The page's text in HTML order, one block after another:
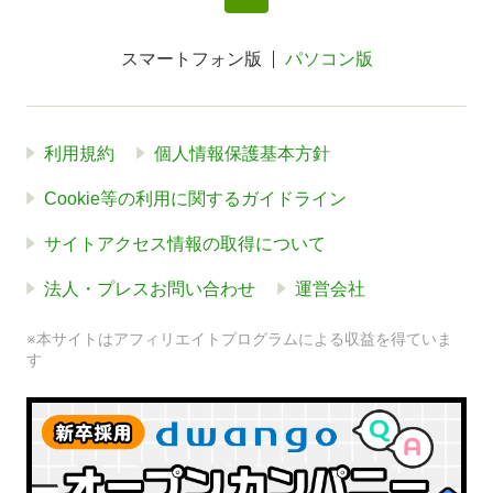
スマートフォン版 パソコン版
利用規約 個人情報保護基本方針
Cookie等の利用に関するガイドライン
サイトアクセス情報の取得について
法人・プレスお問い合わせ 運営会社
※本サイトはアフィリエイトプログラムによる収益を得ていま
す